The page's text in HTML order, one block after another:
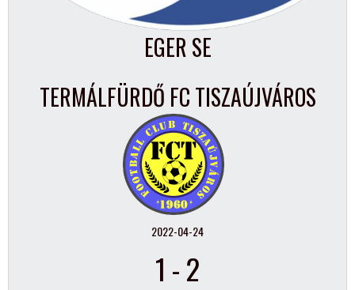
EGER SE
TERMÁLFÜRDŐ FC TISZAÚJVÁROS
2022-04-24
1 -2